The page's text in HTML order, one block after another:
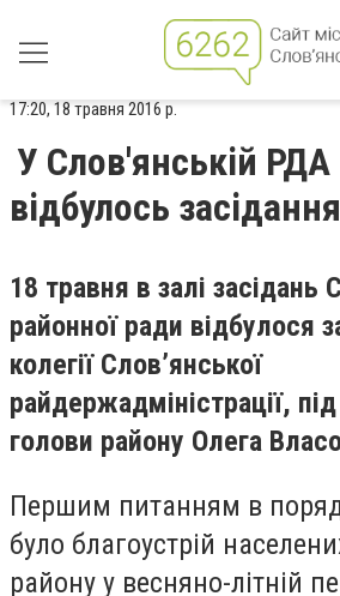
17:20, 18 травня 2016 р.
У Слов'янській РДА
відбулось
18 травня в залі засідань
районної ради відбулося
колегії Слов’янської
райдержадміністрації,
голови району Олега
Першим питанням в
було благоустрій
району у весняно-літній